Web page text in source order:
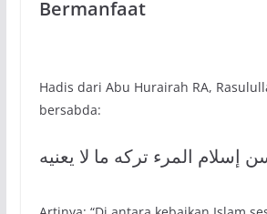
Bermanfaat
Hadis dari Abu Hurairah RA,
bersabda:
إسلام المرء تركه ما لا يعنيه